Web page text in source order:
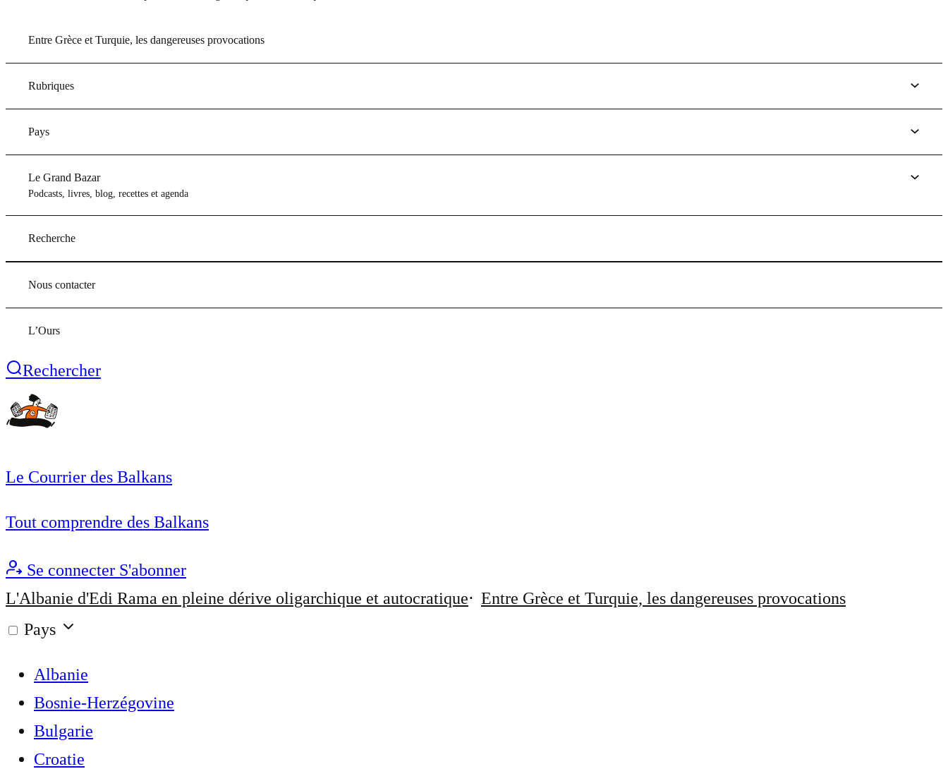
Entre Grèce et Turquie, les dangereuses provocations
Rubriques
Pays
Le Grand Bazar
Podcasts, livres, blog, recettes et agenda
Recherche
Nous contacter
L’Ours
Rechercher
Le Courrier des Balkans
Tout comprendre des Balkans
Se connecter S'abonner
L'Albanie d'Edi Rama en pleine dérive oligarchique et autocratique
Entre Grèce et Turquie, les dangereuses provocations
Pays
Albanie
Bosnie-Herzégovine
Bulgarie
Croatie